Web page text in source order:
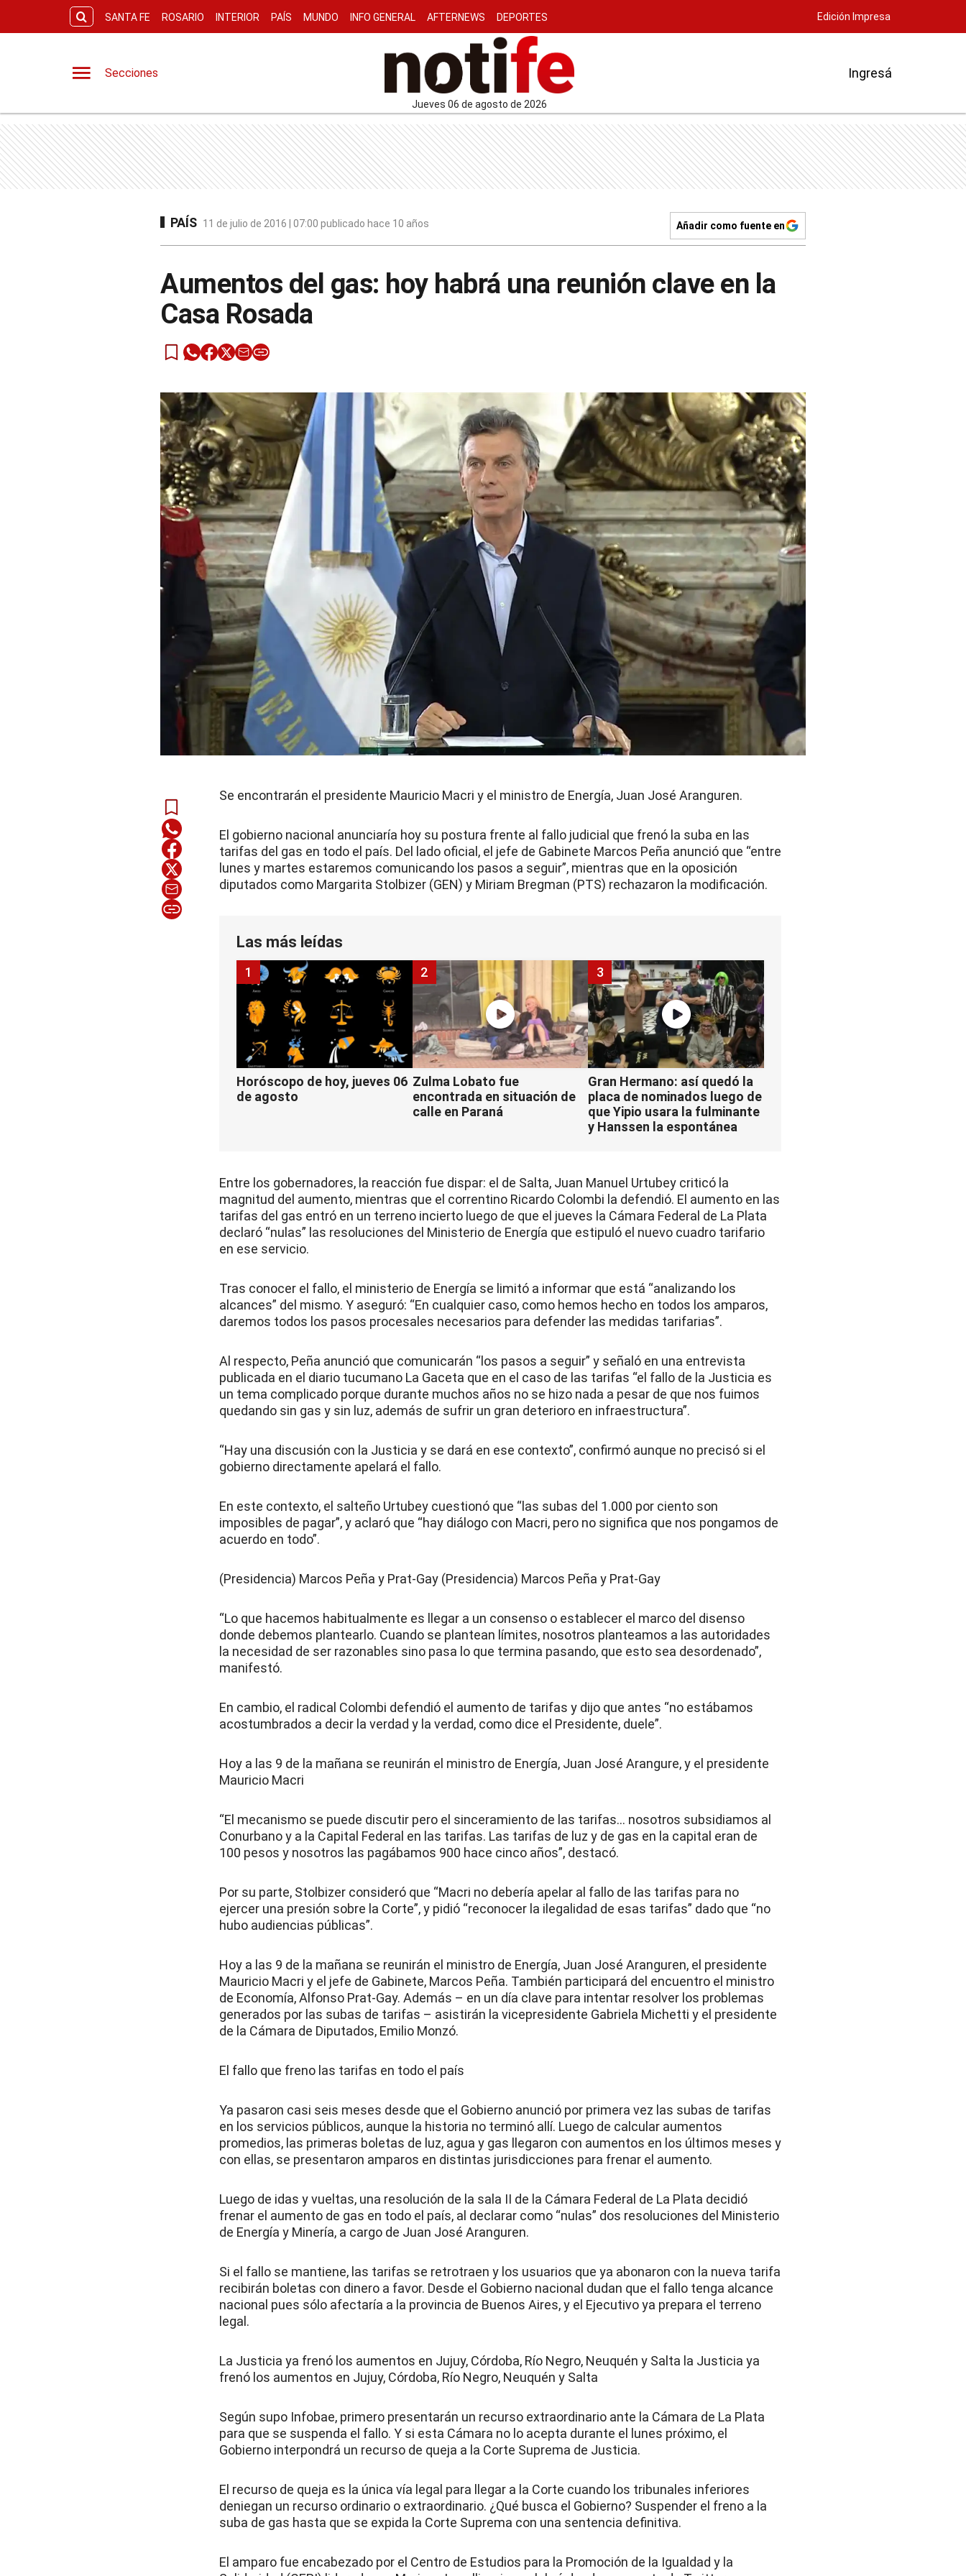
SANTA FE ROSARIO INTERIOR PAÍS MUNDO INFO GENERAL AFTERNEWS DEPORTES Edición Impresa
Secciones
jueves 06 de agosto de 2026
Ingresá
PAÍS 11 de julio de 2016 | 07:00 publicado hace 10 años Añadir como fuente en
Aumentos del gas: hoy habrá una reunión clave en la
Casa Rosada
Se encontrarán el presidente Mauricio Macri y el ministro de Energía, Juan José Aranguren.
El gobierno nacional anunciaría hoy su postura frente al fallo judicial que frenó la suba en las
tarifas del gas en todo el país. Del lado oficial, el jefe de Gabinete Marcos Peña anunció que “entre
lunes y martes estaremos comunicando los pasos a seguir”, mientras que en la oposición
diputados como Margarita Stolbizer (GEN) y Miriam Bregman (PTS) rechazaron la modificación.
Las más leídas
Horóscopo de hoy, jueves 06
de agosto
1
Zulma Lobato fue
encontrada en situación de
calle en Paraná
2
Gran Hermano: así quedó la
placa de nominados luego de
que Yipio usara la fulminante
y Hanssen la espontánea
3
Entre los gobernadores, la reacción fue dispar: el de Salta, Juan Manuel Urtubey criticó la
magnitud del aumento, mientras que el correntino Ricardo Colombi la defendió. El aumento en las
tarifas del gas entró en un terreno incierto luego de que el jueves la Cámara Federal de La Plata
declaró “nulas” las resoluciones del Ministerio de Energía que estipuló el nuevo cuadro tarifario
en ese servicio.
Tras conocer el fallo, el ministerio de Energía se limitó a informar que está “analizando los
alcances” del mismo. Y aseguró: “En cualquier caso, como hemos hecho en todos los amparos,
daremos todos los pasos procesales necesarios para defender las medidas tarifarias”.
Al respecto, Peña anunció que comunicarán “los pasos a seguir” y señaló en una entrevista
publicada en el diario tucumano La Gaceta que en el caso de las tarifas “el fallo de la Justicia es
un tema complicado porque durante muchos años no se hizo nada a pesar de que nos fuimos
quedando sin gas y sin luz, además de sufrir un gran deterioro en infraestructura”.
“Hay una discusión con la Justicia y se dará en ese contexto”, confirmó aunque no precisó si el
gobierno directamente apelará el fallo.
En este contexto, el salteño Urtubey cuestionó que “las subas del 1.000 por ciento son
imposibles de pagar”, y aclaró que “hay diálogo con Macri, pero no significa que nos pongamos de
acuerdo en todo”.
(Presidencia) Marcos Peña y Prat-Gay (Presidencia) Marcos Peña y Prat-Gay
“Lo que hacemos habitualmente es llegar a un consenso o establecer el marco del disenso
donde debemos plantearlo. Cuando se plantean límites, nosotros planteamos a las autoridades
la necesidad de ser razonables sino pasa lo que termina pasando, que esto sea desordenado”,
manifestó.
En cambio, el radical Colombi defendió el aumento de tarifas y dijo que antes “no estábamos
acostumbrados a decir la verdad y la verdad, como dice el Presidente, duele”.
Hoy a las 9 de la mañana se reunirán el ministro de Energía, Juan José Arangure, y el presidente
Mauricio Macri
“El mecanismo se puede discutir pero el sinceramiento de las tarifas… nosotros subsidiamos al
Conurbano y a la Capital Federal en las tarifas. Las tarifas de luz y de gas en la capital eran de
100 pesos y nosotros las pagábamos 900 hace cinco años”, destacó.
Por su parte, Stolbizer consideró que “Macri no debería apelar al fallo de las tarifas para no
ejercer una presión sobre la Corte”, y pidió “reconocer la ilegalidad de esas tarifas” dado que “no
hubo audiencias públicas”.
Hoy a las 9 de la mañana se reunirán el ministro de Energía, Juan José Aranguren, el presidente
Mauricio Macri y el jefe de Gabinete, Marcos Peña. También participará del encuentro el ministro
de Economía, Alfonso Prat-Gay. Además – en un día clave para intentar resolver los problemas
generados por las subas de tarifas – asistirán la vicepresidente Gabriela Michetti y el presidente
de la Cámara de Diputados, Emilio Monzó.
El fallo que freno las tarifas en todo el país
Ya pasaron casi seis meses desde que el Gobierno anunció por primera vez las subas de tarifas
en los servicios públicos, aunque la historia no terminó allí. Luego de calcular aumentos
promedios, las primeras boletas de luz, agua y gas llegaron con aumentos en los últimos meses y
con ellas, se presentaron amparos en distintas jurisdicciones para frenar el aumento.
Luego de idas y vueltas, una resolución de la sala II de la Cámara Federal de La Plata decidió
frenar el aumento de gas en todo el país, al declarar como “nulas” dos resoluciones del Ministerio
de Energía y Minería, a cargo de Juan José Aranguren.
Si el fallo se mantiene, las tarifas se retrotraen y los usuarios que ya abonaron con la nueva tarifa
recibirán boletas con dinero a favor. Desde el Gobierno nacional dudan que el fallo tenga alcance
nacional pues sólo afectaría a la provincia de Buenos Aires, y el Ejecutivo ya prepara el terreno
legal.
La Justicia ya frenó los aumentos en Jujuy, Córdoba, Río Negro, Neuquén y Salta la Justicia ya
frenó los aumentos en Jujuy, Córdoba, Río Negro, Neuquén y Salta
Según supo Infobae, primero presentarán un recurso extraordinario ante la Cámara de La Plata
para que se suspenda el fallo. Y si esta Cámara no lo acepta durante el lunes próximo, el
Gobierno interpondrá un recurso de queja a la Corte Suprema de Justicia.
El recurso de queja es la única vía legal para llegar a la Corte cuando los tribunales inferiores
deniegan un recurso ordinario o extraordinario. ¿Qué busca el Gobierno? Suspender el freno a la
suba de gas hasta que se expida la Corte Suprema con una sentencia definitiva.
El amparo fue encabezado por el Centro de Estudios para la Promoción de la Igualdad y la